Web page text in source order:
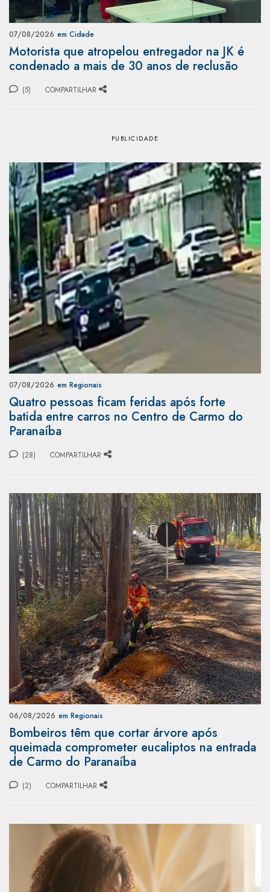
07/08/2026 em Cidade
Motorista que atropelou entregador na JK é
condenado a mais de 30 anos de reclusão
(5) COMPARTILHAR
07/08/2026 em Regionais
Quatro pessoas ficam feridas após forte
batida entre carros no Centro de Carmo do
Paranaíba
(28) COMPARTILHAR
06/08/2026 em Regionais
Bombeiros têm que cortar árvore após
queimada comprometer eucaliptos na entrada
de Carmo do Paranaíba
(2) COMPARTILHAR